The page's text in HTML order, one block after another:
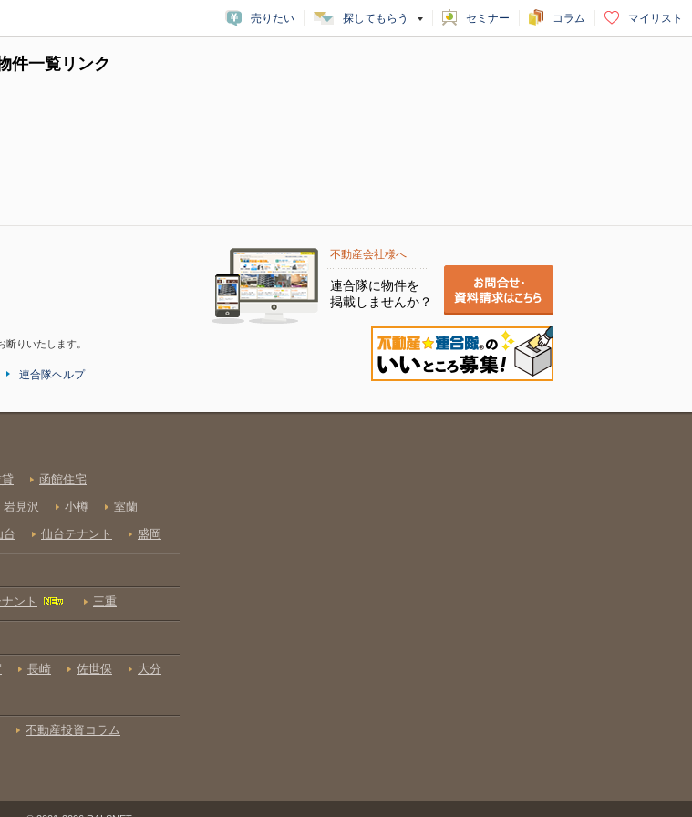
売りたい 探してもらう セミナー コラム マイリスト
件一覧リンク
りいたします。
不動産会社様へ
連合隊に物件を
掲載しませんか？
連合隊ヘルプ